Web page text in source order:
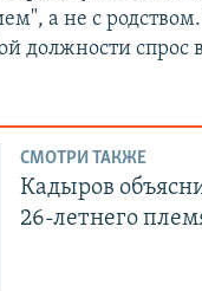
а не с
должности спрос
СМОТРИ ТАКЖЕ
Кадыров
26-летнего